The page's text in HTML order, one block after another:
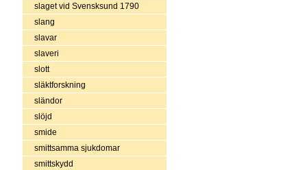
slaget vid Svensksund 1790
slang
slavar
slaveri
slott
släktforskning
sländor
slöjd
smide
smittsamma sjukdomar
smittskydd